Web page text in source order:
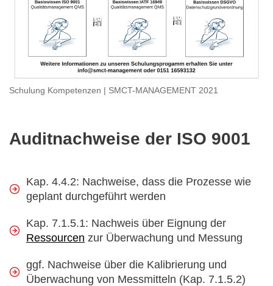
Schulung Kompetenzen | SMCT-MANAGEMENT 2021
Auditnachweise der ISO 9001
Kap. 4.4.2: Nachweise, dass die Prozesse wie
geplant durchgeführt werden
Kap. 7.1.5.1: Nachweis über Eignung der
Ressourcen zur Überwachung und Messung
ggf. Nachweise über die Kalibrierung und
Überwachung von Messmitteln (Kap. 7.1.5.2)